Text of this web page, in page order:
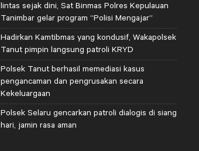
lintas sejak dini, Sat Binmas Polres Kepulauan
Tanimbar gelar program “Polisi Mengajar”
Hadirkan Kamtibmas yang kondusif, Wakapolsek
Tanut pimpin langsung patroli KRYD
Polsek Tanut berhasil memediasi kasus
pengancaman dan pengrusakan secara
Kekeluargaan
Polsek Selaru gencarkan patroli dialogis di siang
hari, jamin rasa aman